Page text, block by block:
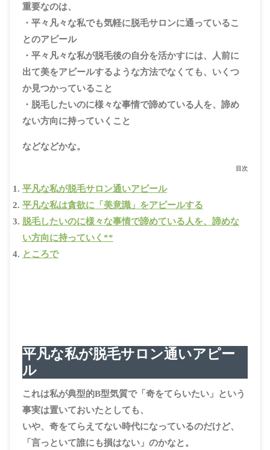
重要なのは、
・平々凡々な私でも気軽に脱毛サロンに通っているこ
とのアピール
・平々凡々な私が脱毛後の自分を活かすには、人前に
出て美をアピールするような方法でなくても、いくつ
か見つかっていること
・脱毛したいのに様々な事情で諦めている人を、諦め
ない方向に持っていくこと
などなどかな。
目次
平凡な私が脱毛サロン通いアピール
平凡な私は貪欲に「美意識」をアピールする
脱毛したいのに様々な事情で諦めている人を、諦めな
い方向に持っていく**
ところで
平凡な私が脱毛サロン通いアピー
ル
これは私が典型的B型気質で「奇をてらいたい」という
事実は置いておいたとしても、
いや、奇をてらえてない時代になっているのだけど、
「言っといて誰にも損はない」のかなと。